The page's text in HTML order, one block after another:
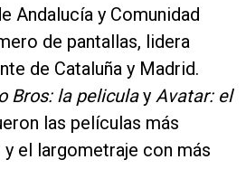
Andalucía y Comunidad
de pantallas, lidera
de Cataluña y Madrid.
Bros: la peliculay Avatar: el
las películas más
el largometraje con más